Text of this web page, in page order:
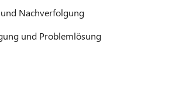
Nachverfolgung
und Problemlösung